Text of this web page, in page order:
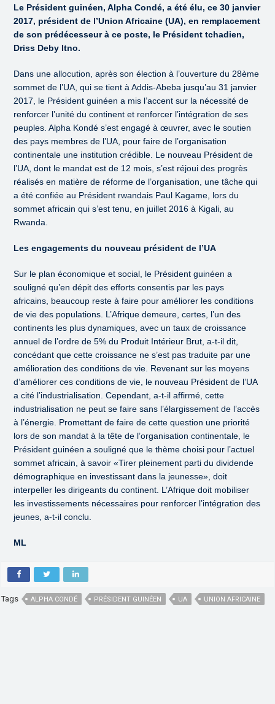
Le Président guinéen, Alpha Condé, a été élu, ce 30 janvier
2017, président de l’Union Africaine (UA), en remplacement
de son prédécesseur à ce poste, le Président tchadien,
Driss Deby Itno.
Dans une allocution, après son élection à l’ouverture du 28ème
sommet de l’UA, qui se tient à Addis-Abeba jusqu’au 31 janvier
2017, le Président guinéen a mis l’accent sur la nécessité de
renforcer l’unité du continent et renforcer l’intégration de ses
peuples. Alpha Kondé s’est engagé à œuvrer, avec le soutien
des pays membres de l’UA, pour faire de l’organisation
continentale une institution crédible. Le nouveau Président de
l’UA, dont le mandat est de 12 mois, s’est réjoui des progrès
réalisés en matière de réforme de l’organisation, une tâche qui
a été confiée au Président rwandais Paul Kagame, lors du
sommet africain qui s’est tenu, en juillet 2016 à Kigali, au
Rwanda.
Les engagements du nouveau président de l’UA
Sur le plan économique et social, le Président guinéen a
souligné qu’en dépit des efforts consentis par les pays
africains, beaucoup reste à faire pour améliorer les conditions
de vie des populations. L’Afrique demeure, certes, l’un des
continents les plus dynamiques, avec un taux de croissance
annuel de l’ordre de 5% du Produit Intérieur Brut, a-t-il dit,
concédant que cette croissance ne s’est pas traduite par une
amélioration des conditions de vie. Revenant sur les moyens
d’améliorer ces conditions de vie, le nouveau Président de l’UA
a cité l’industrialisation. Cependant, a-t-il affirmé, cette
industrialisation ne peut se faire sans l’élargissement de l’accès
à l’énergie. Promettant de faire de cette question une priorité
lors de son mandat à la tête de l’organisation continentale, le
Président guinéen a souligné que le thème choisi pour l’actuel
sommet africain, à savoir «Tirer pleinement parti du dividende
démographique en investissant dans la jeunesse», doit
interpeller les dirigeants du continent. L’Afrique doit mobiliser
les investissements nécessaires pour renforcer l’intégration des
jeunes, a-t-il conclu.
ML
Tags ALPHA CONDÉ PRÉSIDENT GUINÉEN UA UNION AFRICAINE